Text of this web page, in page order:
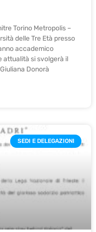
Torino Metropolis –
delle Tre Età presso
accademico
attualità si svolgerà il
Donorà
SEDI E DELEGAZIONI